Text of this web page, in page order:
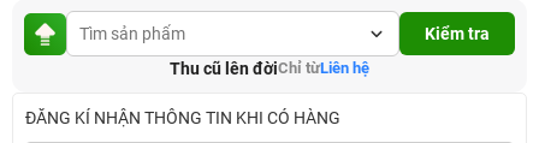
Kiểm tra
Thu cũ lên đờiChỉ từLiên hệ
ĐĂNG KÍ NHẬN THÔNG TIN KHI CÓ HÀNG